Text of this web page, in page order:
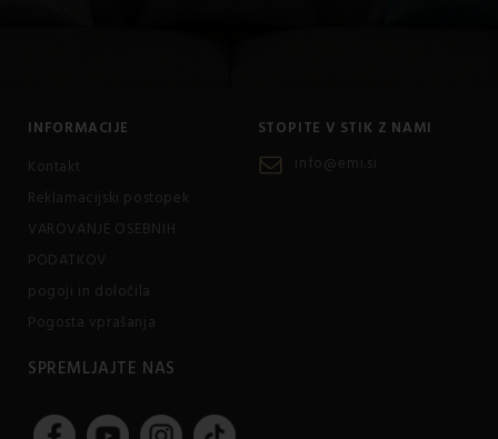
INFORMACIJE
Kontakt
Reklamacijski postopek
VAROVANJE OSEBNIH
PODATKOV
pogoji in določila
Pogosta vprašanja
STOPITE V STIK Z NAMI
info@emi.si
SPREMLJAJTE NAS